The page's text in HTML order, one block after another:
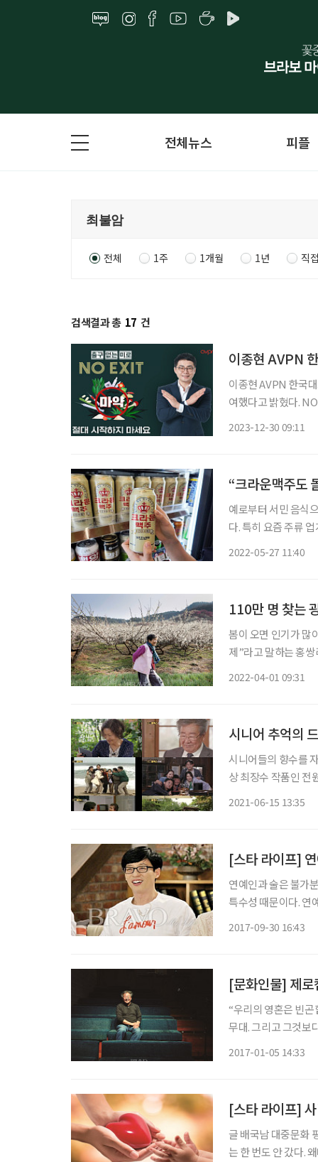
전체뉴스 피플
전체 1주 1개월 1년 직
검색결과 총 17 건
이종현 AVPN 한국
여했다고 밝혔다.
2023-12-30 09:11
“크라운맥주도
예로부터 서민 음식
다. 특히 요즘 주류
2022-05-27 11:40
봄이 오면 인기가 많
제”라고 말하는 홍
2022-04-01 09:31
시니어 추억의
시니어들의 향수를
상 최장수 작품인 전
2021-06-15 13:35
[스타 라이프]
연예인과 술은 불가
특수성 때문이다. 연
2017-09-30 16:43
[문화인물] 제로
“우리의 영혼은 빈곤
무대. 그리고 그것보
2017-01-05 14:33
[스타 라이프]
글 배국남 대중문화 평론가
는 한 번도 안 갔다.